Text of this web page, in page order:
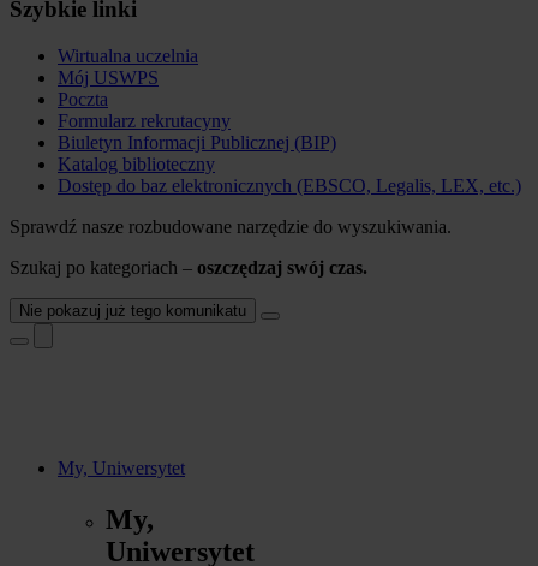
Szybkie linki
Wirtualna uczelnia
Mój USWPS
Poczta
Formularz rekrutacyny
Biuletyn Informacji Publicznej (BIP)
Katalog biblioteczny
Dostęp do baz elektronicznych (EBSCO, Legalis, LEX, etc.)
Sprawdź nasze rozbudowane narzędzie do wyszukiwania.
Szukaj po kategoriach – oszczędzaj swój czas.
Nie pokazuj już tego komunikatu
My, Uniwersytet
My,
Uniwersytet